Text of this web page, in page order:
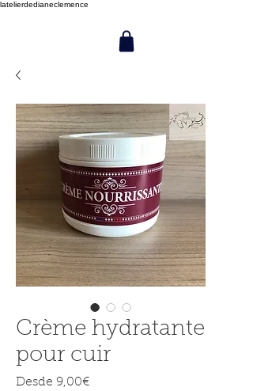
latelierdedianeclemence
Crème hydratante
pour cuir
Desde 9,00€Precio de oferta